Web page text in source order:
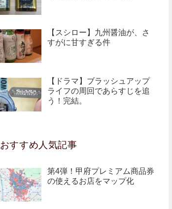
【スシロー】九州醤油が、さ
すがに甘すぎる件
【ドラマ】ブラッシュアップ
ライフの周回であらすじを追
う！完結。
おすすめ人気記事
第4弾！甲府プレミアム商品券
の使えるお店をマップ化